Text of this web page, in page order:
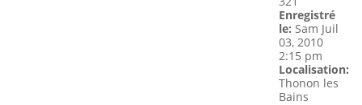
Enregistré
le: Sam Juil
03, 2010
2:15 pm
Localisation:
Thonon les
Bains